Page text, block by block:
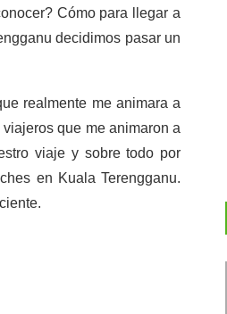
Cómo para llegar a
decidimos pasar un
realmente me animara a
que me animaron a
viaje y sobre todo por
en Kuala Terengganu.